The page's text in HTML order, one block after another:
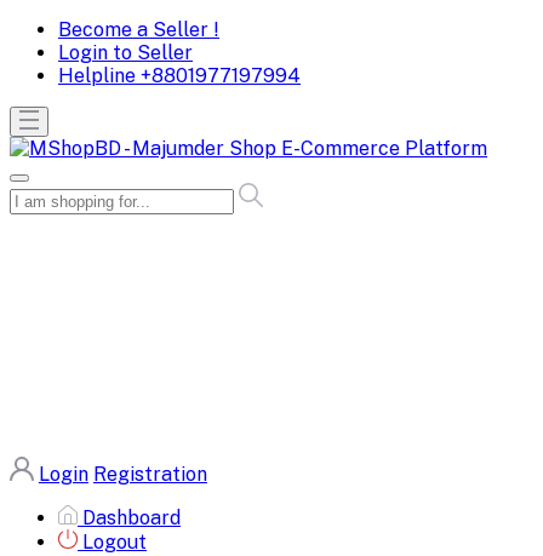
Become a Seller !
Login to Seller
Helpline +8801977197994
Login Registration
Dashboard
Logout